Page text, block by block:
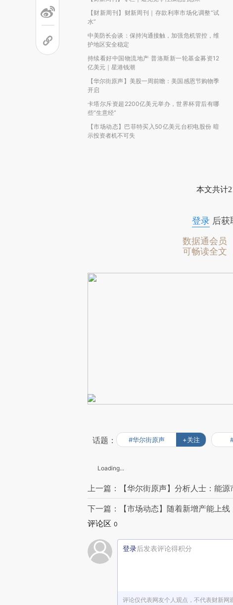
【财新周刊】财新周刊｜存款利率市场化调整“试
水”
中美防长会谈：保持沟通接触，加强危机管控，维
护地区安全稳定
持续看好中国物流地产 普洛斯新一轮基金募资12
亿美元｜星港钱潮
【华尔街原声】美股一周前瞻：美国感恩节购物季
开启
卡塔尔斥资超2200亿美元举办，世界杯背后有哪
些“生意经”
【市场动态】巴菲特买入50亿美元台积电股份 暗
示投资者机不可失
本文共计
登录后获
数据通会员
可畅读全文
话题： #华尔街原声 +关注
Loading...
上一篇：【华尔街原声】分析人士：能
下一篇：【市场动态】随着新增产能上
评论区 0
登录后发表评论得积分
评论仅代表网友个人观点，不代表财新网